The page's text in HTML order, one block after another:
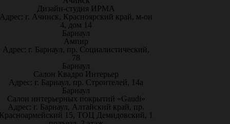
Дизайн-студия ИРМА
Адрес: г. Ачинск, Красноярский край, м-он
4, дом 14
Барнаул
Ампир
Адрес: г. Барнаул, пр. Социалистический,
78
Барнаул
Салон Квадро Интерьер
Адрес: г. Барнаул, пр. Строителей, 14а
Барнаул
Салон интерьерных покрытий «Gaudi»
Адрес: г. Барнаул, Алтайский край, пр.
15, ТОЦ Демидовский, 1